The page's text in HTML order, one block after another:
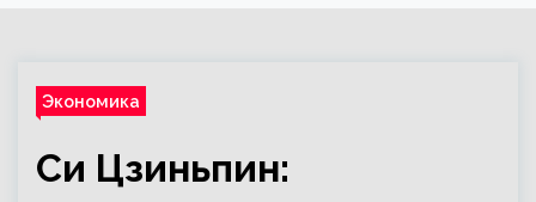
Экономика
Си Цзиньпин: